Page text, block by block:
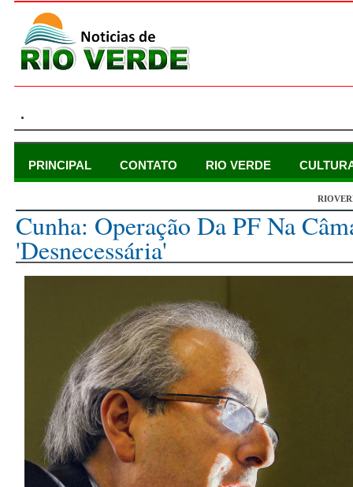
.
PRINCIPAL CONTATO RIO VERDE
Cunha: Operação Da PF Na
'desnecessária'